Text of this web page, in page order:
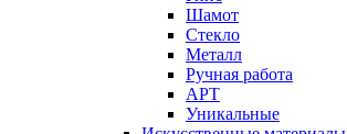
Шамот
Стекло
Металл
Ручная работа
АРТ
Уникальные